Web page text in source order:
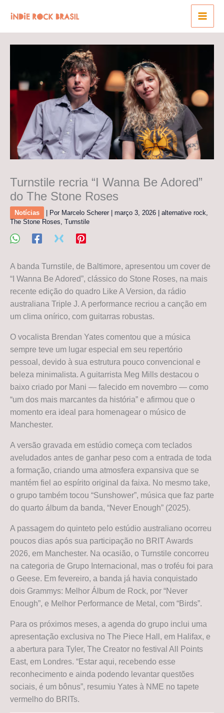
para
o
conteúdo
Turnstile recria “I Wanna Be Adored”
do The Stone Roses
Notícias | Por Marcelo Scherer março 3, 2026 alternative rock,
The Stone Roses, Turnstile
A banda Turnstile, de Baltimore, apresentou um cover de
“I Wanna Be Adored”, clássico do Stone Roses, na mais
recente edição do quadro Like A Version, da rádio
australiana Triple J. A performance recriou a canção em
um clima onírico, com guitarras robustas.
O vocalista Brendan Yates comentou que a música
sempre teve um lugar especial em seu repertório
pessoal, devido à sua estrutura pouco convencional e
beleza minimalista. A guitarrista Meg Mills destacou o
baixo criado por Mani — falecido em novembro — como
“um dos mais marcantes da história” e afirmou que o
momento era ideal para homenagear o músico de
Manchester.
A versão gravada em estúdio começa com teclados
aveludados antes de ganhar peso com a entrada de toda
a formação, criando uma atmosfera expansiva que se
mantém fiel ao espírito original da faixa. No mesmo take,
o grupo também tocou “Sunshower”, música que faz parte
do quarto álbum da banda, “Never Enough” (2025).
A passagem do quinteto pelo estúdio australiano ocorreu
poucos dias após sua participação no BRIT Awards
2026, em Manchester. Na ocasião, o Turnstile concorreu
na categoria de Grupo Internacional, mas o troféu foi para
o Geese. Em fevereiro, a banda já havia conquistado
dois Grammys: Melhor Álbum de Rock, por “Never
Enough”, e Melhor Performance de Metal, com “Birds”.
Para os próximos meses, a agenda do grupo inclui uma
apresentação exclusiva no The Piece Hall, em Halifax, e
a abertura para Tyler, The Creator no festival All Points
East, em Londres. “Estar aqui, recebendo esse
reconhecimento e ainda podendo levantar questões
sociais, é um bônus”, resumiu Yates à NME no tapete
vermelho do BRITs.